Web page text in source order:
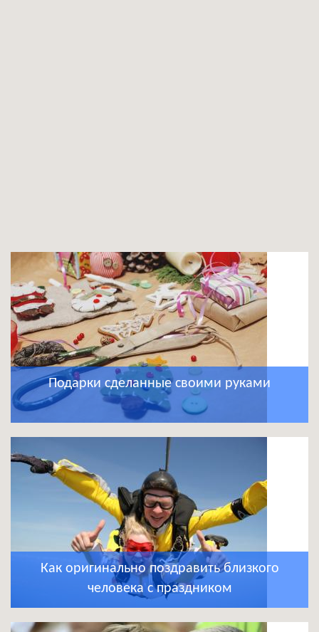
Подарки сделанные своими руками
Как оригинально поздравить близкого
человека с праздником